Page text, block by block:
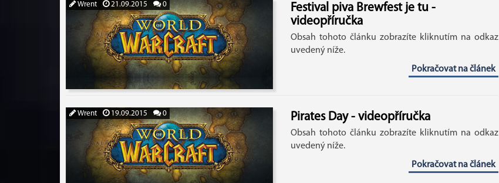
Wrent 21.09.2015 0
Festival piva Brewfest je tu -
videopříručka
Obsah tohoto článku zobrazíte kliknutím na odkaz
uvedený níže.
Pokračovat na článek
Wrent 19.09.2015 0 Pirates Day - videopříručka
Obsah tohoto článku zobrazíte kliknutím na odkaz
uvedený níže.
Pokračovat na článek